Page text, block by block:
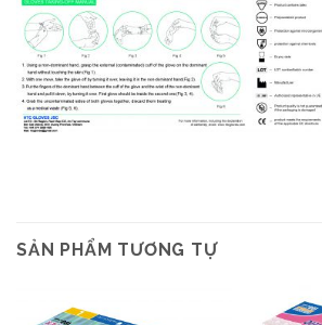
SẢN PHẨM TƯƠNG TỰ